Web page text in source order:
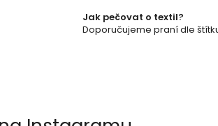
Jak pečovat o textil?
Doporučujeme praní dle